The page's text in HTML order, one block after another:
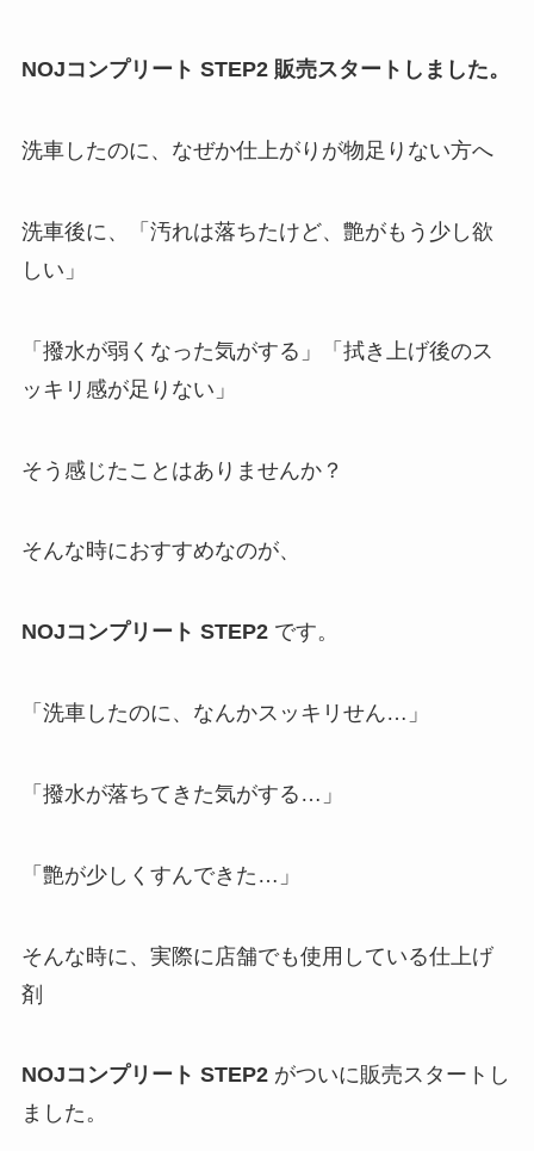
NOJコンプリート STEP2 販売スタートしました。
洗車したのに、なぜか仕上がりが物足りない方へ
洗車後に、「汚れは落ちたけど、艶がもう少し欲
しい」
「撥水が弱くなった気がする」「拭き上げ後のス
ッキリ感が足りない」
そう感じたことはありませんか？
そんな時におすすめなのが、
NOJコンプリート STEP2です。
「洗車したのに、なんかスッキリせん…」
「撥水が落ちてきた気がする…」
「艶が少しくすんできた…」
そんな時に、実際に店舗でも使用している仕上げ
剤
NOJコンプリート STEP2がついに販売スタートし
ました。